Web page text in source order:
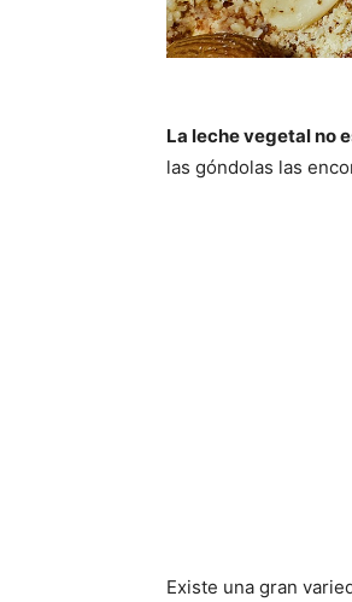
La leche vegetal no
las góndolas las
Existe una gran